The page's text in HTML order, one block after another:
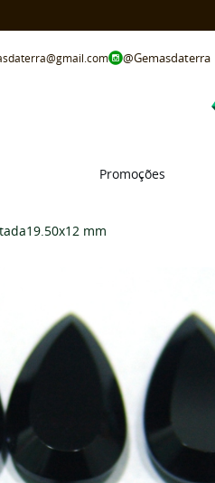
@Gemasdaterra
Promoções
mm